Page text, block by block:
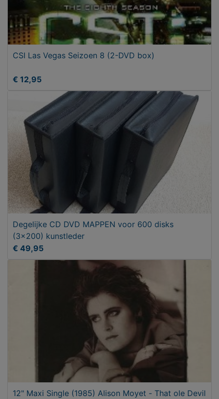
CSI Las Vegas Seizoen 8 (2-DVD box)
€ 12,95
Degelijke CD DVD MAPPEN voor 600 disks
(3x200) kunstleder
€ 49,95
12" Maxi Single (1985) Alison Moyet - That ole Devil